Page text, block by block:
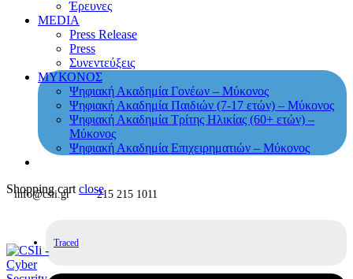
Έρευνες
MEDIA
Press Release
Press
Συνεντεύξεις
ΜΥΚΟΝΟΣ
Ψηφιακή Ακαδημία Γονέων – Μύκονος
Ψηφιακή Ακαδημία Παιδιών (7-17 ετών) – Μύκονος
Ψηφιακή Ακαδημία Τρίτης Ηλικίας (60+ ετών) –
Μύκονος
Ψηφιακή Ακαδημία Επιχειρηματιών – Μύκονος
Shopping cart close
info@csii.gr 215 215 1011
Traced